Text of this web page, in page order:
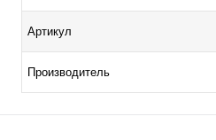
Артикул
Производитель